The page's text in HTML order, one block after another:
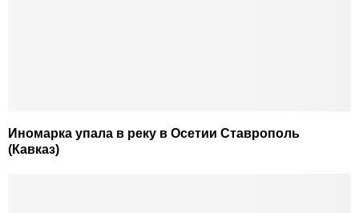
Иномарка упала в реку в Осетии Ставрополь
(Кавказ)